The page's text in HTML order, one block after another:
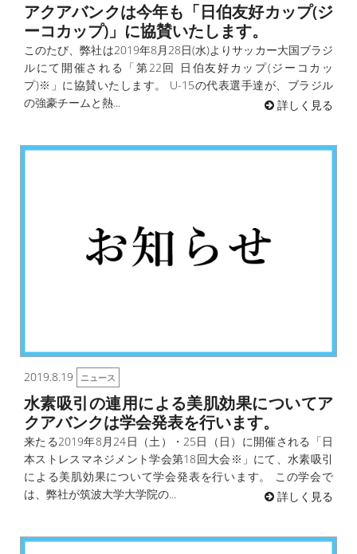
アクアバンクは今年も「日伯友好カップ(ジ
ーコカップ)」に協賛いたします。
このたび、弊社は2019年8月28日(水)よりサッカー大国ブラジ
ルにて開催される「第22回 日伯友好カップ(ジーコカッ
プ)※」に協賛いたします。 U-15の代表選手達が、ブラジル
の強豪チームと熱...
詳しく見る
2019.8.19 ニュース
水素吸引の連用による美肌効果についてア
クアバンクは学会発表を行います。
来たる2019年8月24日（土）・25日（日）に開催される「日
本ストレスマネジメント学会第18回大会※」にて、水素吸引
による美肌効果について学会発表を行います。 この学会で
は、弊社が筑波大学大学院の...
詳しく見る